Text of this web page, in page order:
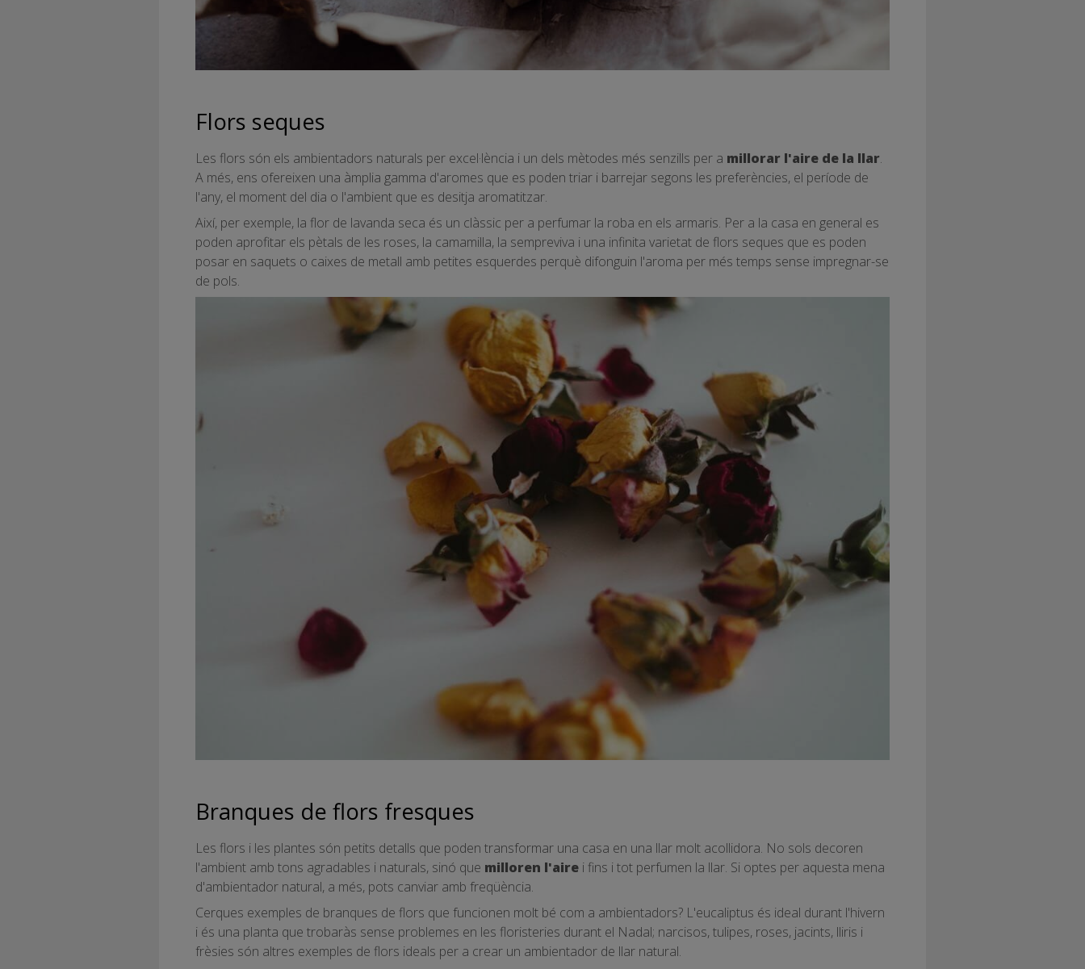
Flors seques
Les flors són els ambientadors naturals per excel·lència i un dels mètodes més senzills per a millorar l'aire de la llar.
A més, ens ofereixen una àmplia gamma d'aromes que es poden triar i barrejar segons les preferències, el període de
l'any, el moment del dia o l'ambient que es desitja aromatitzar.
Així, per exemple, la flor de lavanda seca és un clàssic per a perfumar la roba en els armaris. Per a la casa en general es
poden aprofitar els pètals de les roses, la camamilla, la sempreviva i una infinita varietat de flors seques que es poden
posar en saquets o caixes de metall amb petites esquerdes perquè difonguin l'aroma per més temps sense impregnar-se
de pols.
Branques de flors fresques
Les flors i les plantes són petits detalls que poden transformar una casa en una llar molt acollidora. No sols decoren
l'ambient amb tons agradables i naturals, sinó que milloren l'aire i fins i tot perfumen la llar. Si optes per aquesta mena
d'ambientador natural, a més, pots canviar amb freqüència.
Cerques exemples de branques de flors que funcionen molt bé com a ambientadors? L'eucaliptus és ideal durant l'hivern
i és una planta que trobaràs sense problemes en les floristeries durant el Nadal; narcisos, tulipes, roses, jacints, lliris i
frèsies són altres exemples de flors ideals per a crear un ambientador de llar natural.